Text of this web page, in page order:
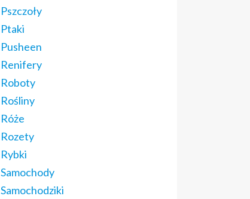
Pszczoły
Ptaki
Pusheen
Renifery
Roboty
Rośliny
Róże
Rozety
Rybki
Samochody
Samochodziki